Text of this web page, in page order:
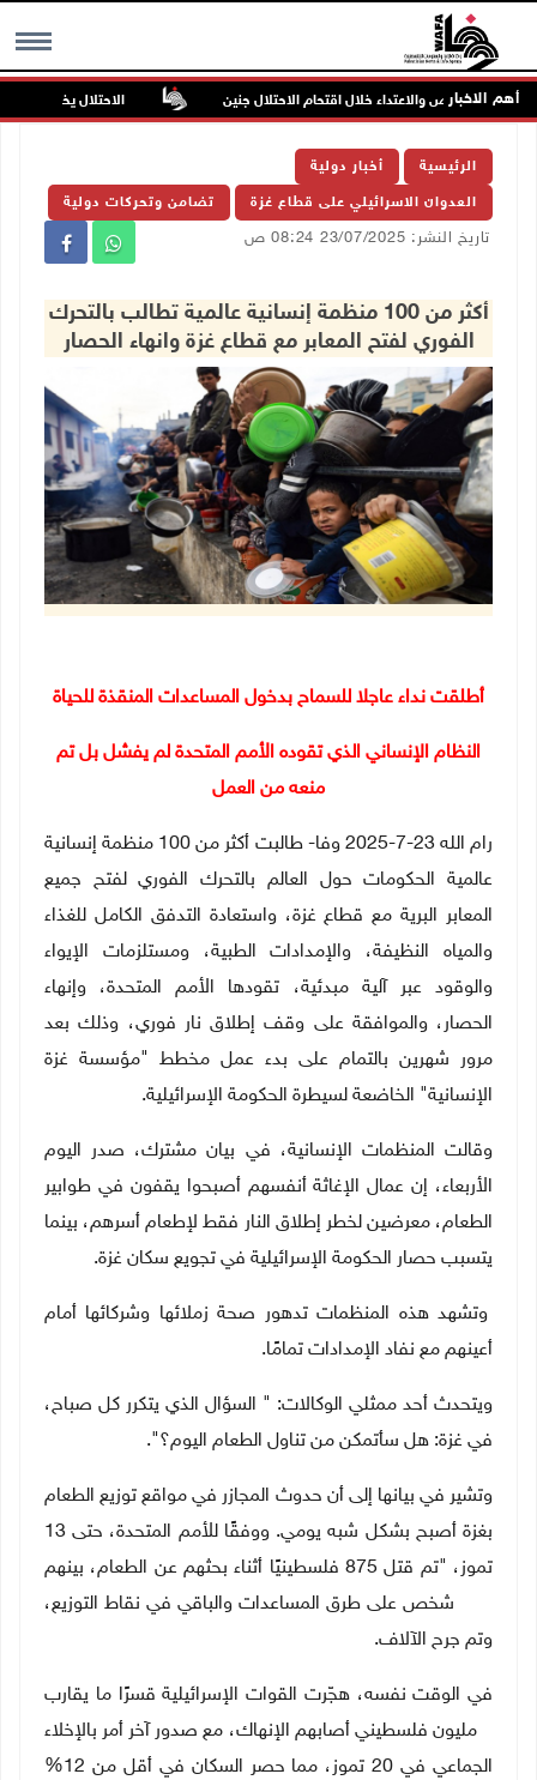
MENU أهم الاخبار
والاعتداء خلال اقتحام الاحتلال جنين الاحتلال يخطر بإزالة أشجار
الرئيسية أخبار دولية
العدوان الاسرائيلي على قطاع غزة تضامن وتحركات دولية
تاريخ النشر: 23/07/2025 08:24 ص
أكثر من 100 منظمة إنسانية عالمية تطالب بالتحرك
الفوري لفتح المعابر مع قطاع غزة وانهاء الحصار
أطلقت نداء عاجلا للسماح بدخول المساعدات المنقذة للحياة
النظام الإنساني الذي تقوده الأمم المتحدة لم يفشل بل تم
منعه من العمل
رام الله 23-7-2025 وفا- طالبت أكثر من 100 منظمة إنسانية
عالمية الحكومات حول العالم بالتحرك الفوري لفتح جميع
المعابر البرية مع قطاع غزة، واستعادة التدفق الكامل للغذاء
والمياه النظيفة، والإمدادات الطبية، ومستلزمات الإيواء
والوقود عبر آلية مبدئية، تقودها الأمم المتحدة، وإنهاء
الحصار، والموافقة على وقف إطلاق نار فوري، وذلك بعد
مرور شهرين بالتمام على بدء عمل مخطط "مؤسسة غزة
الإنسانية" الخاضعة لسيطرة الحكومة الإسرائيلية.
وقالت المنظمات الإنسانية، في بيان مشترك، صدر اليوم
الأربعاء، إن عمال الإغاثة أنفسهم أصبحوا يقفون في طوابير
الطعام، معرضين لخطر إطلاق النار فقط لإطعام أسرهم، بينما
يتسبب حصار الحكومة الإسرائيلية في تجويع سكان غزة.
وتشهد هذه المنظمات تدهور صحة زملائها وشركائها أمام
أعينهم مع نفاد الإمدادات تمامًا.
ويتحدث أحد ممثلي الوكالات: " السؤال الذي يتكرر كل صباح،
في غزة: هل سأتمكن من تناول الطعام اليوم؟"
.
وتشير في بيانها إلى أن حدوث المجازر في مواقع توزيع الطعام
بغزة أصبح بشكل شبه يومي. ووفقًا للأمم المتحدة، حتى 13
تموز، "تم قتل 875 فلسطينيًا أثناء بحثهم عن الطعام، بينهم
201 شخص على طرق المساعدات والباقي في نقاط التوزيع،
وتم جرح الآلاف.
في الوقت نفسه، هجّرت القوات الإسرائيلية قسرًا ما يقارب
2 مليون فلسطيني أصابهم الإنهاك، مع صدور آخر أمر بالإخلاء
الجماعي في 20 تموز، مما حصر السكان في أقل من 12%